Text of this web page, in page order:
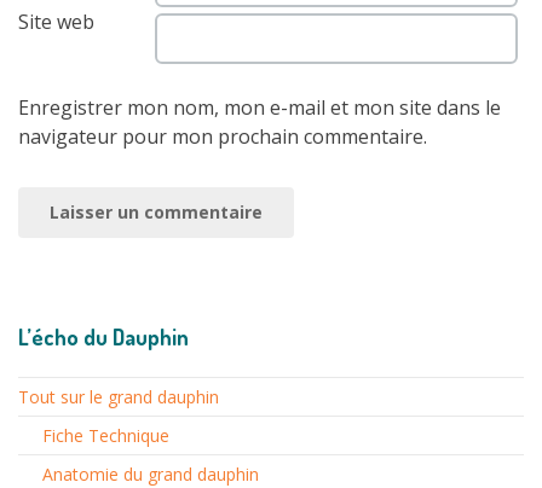
Site web
Enregistrer mon nom, mon e-mail et mon site dans le
navigateur pour mon prochain commentaire.
L’écho du Dauphin
Tout sur le grand dauphin
Fiche Technique
Anatomie du grand dauphin